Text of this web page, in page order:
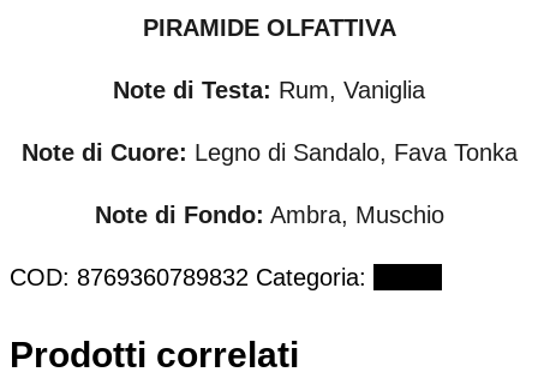
PIRAMIDE OLFATTIVA
Note di Testa: Rum, Vaniglia
Note di Cuore: Legno di Sandalo, Fava Tonka
Note di Fondo: Ambra, Muschio
COD: 8769360789832 Categoria:
Prodotti correlati